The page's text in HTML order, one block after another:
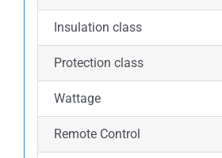
Insulation class
Protection class
Wattage
Remote Control